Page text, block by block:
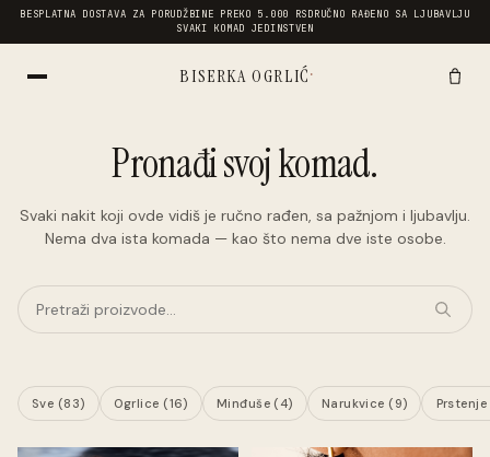
BESPLATNA DOSTAVA ZA PORUDŽBINE PREKO 5.000 RSDRUČNO RAĐENO SA LJUBAVLJU
SVAKI KOMAD JEDINSTVEN
BISERKA OGRLIĆ·
Pronađi svoj komad.
Svaki nakit koji ovde vidiš je ručno rađen, sa pažnjom i ljubavlju.
Nema dva ista komada — kao što nema dve iste osobe.
Sve (83) Ogrlice (16) Minđuše (4) Narukvice ( 9)